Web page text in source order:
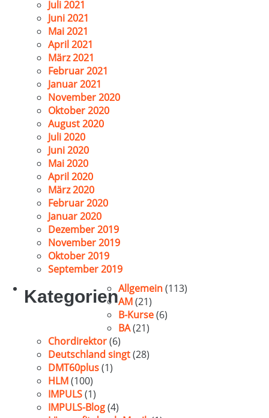
Juli 2021
Juni 2021
Mai 2021
April 2021
März 2021
Februar 2021
Januar 2021
November 2020
Oktober 2020
August 2020
Juli 2020
Juni 2020
Mai 2020
April 2020
März 2020
Februar 2020
Januar 2020
Dezember 2019
November 2019
Oktober 2019
September 2019
KategorienAllgemein(113)
AM(21)
B-Kurse(6)
BA(21)
Chordirektor(6)
Deutschland singt(28)
DMT60plus(1)
HLM(100)
IMPULS(1)
IMPULS-Blog(4)